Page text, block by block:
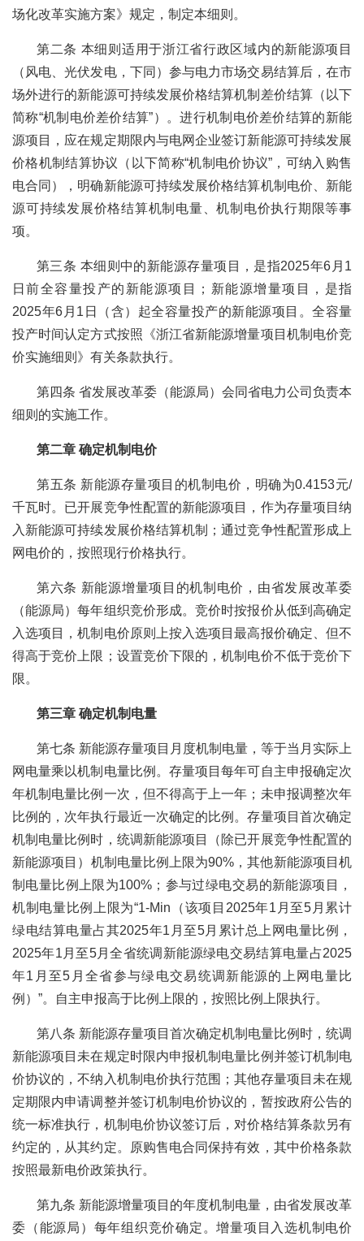
场化改革实施方案》规定，制定本细则。
第二条 本细则适用于浙江省行政区域内的新能源项目
（风电、光伏发电，下同）参与电力市场交易结算后，在市
场外进行的新能源可持续发展价格结算机制差价结算（以下
简称“机制电价差价结算”）。进行机制电价差价结算的新能
源项目，应在规定期限内与电网企业签订新能源可持续发展
价格机制结算协议（以下简称“机制电价协议”，可纳入购售
电合同），明确新能源可持续发展价格结算机制电价、新能
源可持续发展价格结算机制电量、机制电价执行期限等事
项。
第三条 本细则中的新能源存量项目，是指2025年6月1
日前全容量投产的新能源项目；新能源增量项目，是指
2025年6月1日（含）起全容量投产的新能源项目。全容量
投产时间认定方式按照《浙江省新能源增量项目机制电价竞
价实施细则》有关条款执行。
第四条 省发展改革委（能源局）会同省电力公司负责本
细则的实施工作。
第二章 确定机制电价
第五条 新能源存量项目的机制电价，明确为0.4153元/
千瓦时。已开展竞争性配置的新能源项目，作为存量项目纳
入新能源可持续发展价格结算机制；通过竞争性配置形成上
网电价的，按照现行价格执行。
第六条 新能源增量项目的机制电价，由省发展改革委
（能源局）每年组织竞价形成。竞价时按报价从低到高确定
入选项目，机制电价原则上按入选项目最高报价确定、但不
得高于竞价上限；设置竞价下限的，机制电价不低于竞价下
限。
第三章 确定机制电量
第七条 新能源存量项目月度机制电量，等于当月实际上
网电量乘以机制电量比例。存量项目每年可自主申报确定次
年机制电量比例一次，但不得高于上一年；未申报调整次年
比例的，次年执行最近一次确定的比例。存量项目首次确定
机制电量比例时，统调新能源项目（除已开展竞争性配置的
新能源项目）机制电量比例上限为90%，其他新能源项目机
制电量比例上限为100%；参与过绿电交易的新能源项目，
机制电量比例上限为“1-Min（该项目2025年1月至5月累计
绿电结算电量占其2025年1月至5月累计总上网电量比例，
2025年1月至5月全省统调新能源绿电交易结算电量占2025
年1月至5月全省参与绿电交易统调新能源的上网电量比
例）”。自主申报高于比例上限的，按照比例上限执行。
第八条 新能源存量项目首次确定机制电量比例时，统调
新能源项目未在规定时限内申报机制电量比例并签订机制电
价协议的，不纳入机制电价执行范围；其他存量项目未在规
定期限内申请调整并签订机制电价协议的，暂按政府公告的
统一标准执行，机制电价协议签订后，对价格结算条款另有
约定的，从其约定。原购售电合同保持有效，其中价格条款
按照最新电价政策执行。
第九条 新能源增量项目的年度机制电量，由省发展改革
委（能源局）每年组织竞价确定。增量项目入选机制电价